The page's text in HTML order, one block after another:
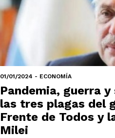
01/01/2024 - ECONOMÍA
Pandemia, guerra
las tres plagas del
Frente de Todos y
Milei